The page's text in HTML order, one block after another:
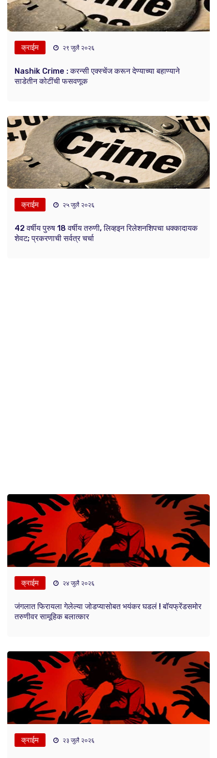
क्राईम २९ जुलै २०२६
Nashik Crime : करन्सी एक्स्चेंज करून देण्याच्या बहाण्याने
साडेतीन कोटींची फसवणूक
क्राईम २५ जुलै २०२६
42 वर्षीय पुरुष 18 वर्षीय तरुणी, लिव्हइन रिलेशनशिपचा धक्कादायक
शेवट; प्रकरणाची सर्वत्र चर्चा
क्राईम २४ जुलै २०२६
जंगलात फिरायला गेलेल्या जोडप्यासोबत भयंकर घडलं ! बॉयफ्रेंडसमोर
तरुणीवर सामूहिक बलात्कार
क्राईम २३ जुलै २०२६